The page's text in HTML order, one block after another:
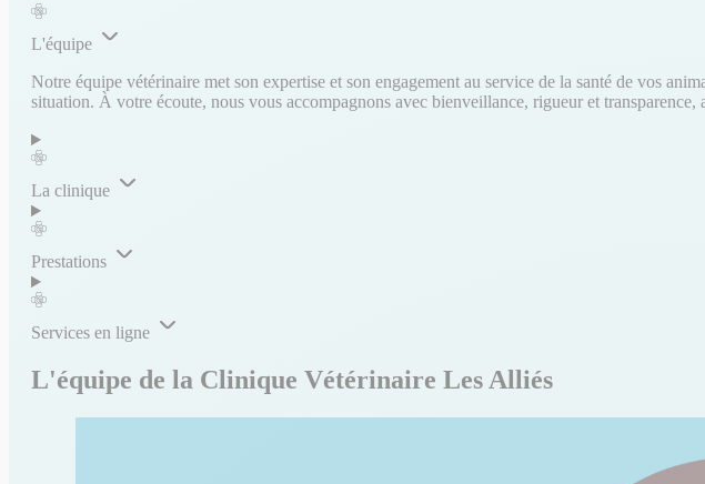
L'équipe
Notre équipe vétérinaire met son expertise et son engagement au service de la santé de vos
situation. À votre écoute, nous vous accompagnons avec bienveillance, rigueur et
La clinique
Prestations
Services en ligne
L'équipe de la Clinique Vétérinaire Les Alliés